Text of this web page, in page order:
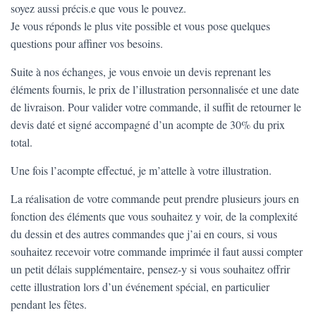
soyez aussi précis.e que vous le pouvez.
Je vous réponds le plus vite possible et vous pose quelques
questions pour affiner vos besoins.
Suite à nos échanges, je vous envoie un devis reprenant les
éléments fournis, le prix de l’illustration personnalisée et une date
de livraison. Pour valider votre commande, il suffit de retourner le
devis daté et signé accompagné d’un acompte de 30% du prix
total.
Une fois l’acompte effectué, je m’attelle à votre illustration.
La réalisation de votre commande peut prendre plusieurs jours en
fonction des éléments que vous souhaitez y voir, de la complexité
du dessin et des autres commandes que j’ai en cours, si vous
souhaitez recevoir votre commande imprimée il faut aussi compter
un petit délais supplémentaire, pensez-y si vous souhaitez offrir
cette illustration lors d’un événement spécial, en particulier
pendant les fêtes.